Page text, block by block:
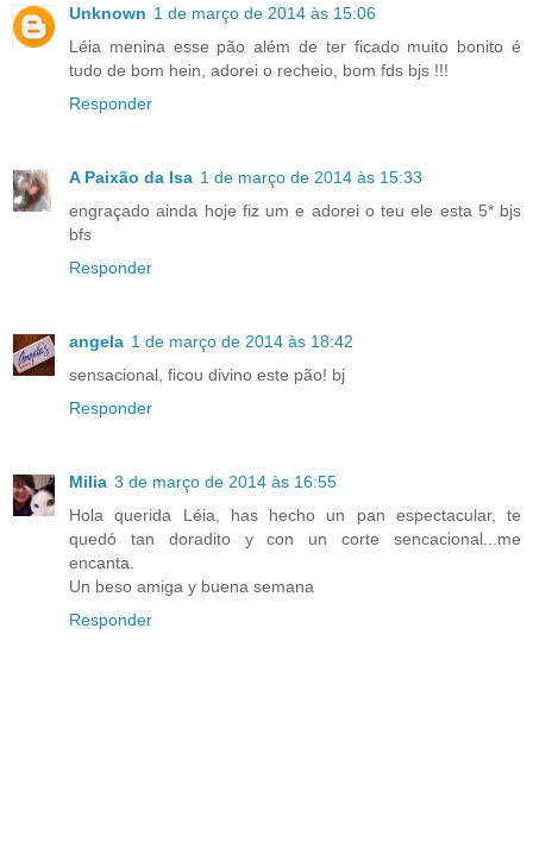
Unknown 1 de março de 2014 às 15:06
Léia menina esse pão além de ter ficado muito bonito é
tudo de bom hein, adorei o recheio, bom fds bjs !!!
Responder
A Paixão da Isa 1 de março de 2014 às 15:33
engraçado ainda hoje fiz um e adorei o teu ele esta 5* bjs
bfs
Responder
angela 1 de março de 2014 às 18:42
sensacional, ficou divino este pão! bj
Responder
Milia 3 de março de 2014 às 16:55
Hola querida Léia, has hecho un pan espectacular, te
quedó tan doradito y con un corte sencacional...me
encanta.
Un beso amiga y buena semana
Responder